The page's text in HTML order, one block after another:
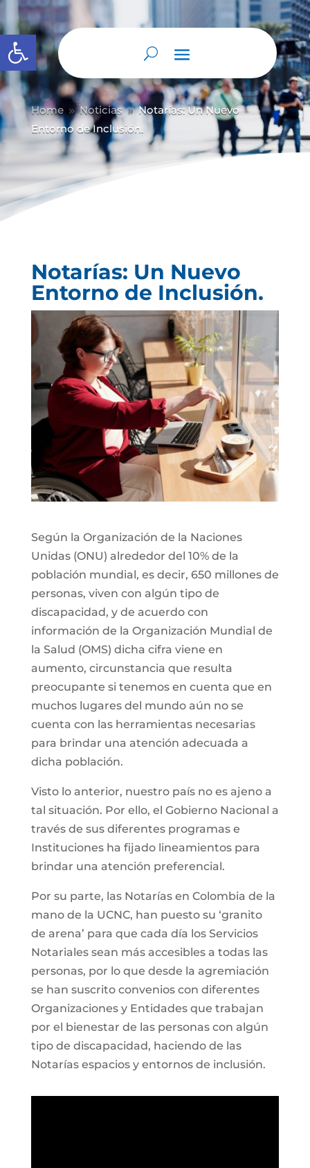
Abrir barra de herramientas
Home 9 Noticias 9 Notarías: Un Nuevo
Entorno de Inclusión.
Notarías: Un Nuevo
Entorno de Inclusión.
Según la Organización de la Naciones
Unidas (ONU) alrededor del 10% de la
población mundial, es decir, 650 millones de
personas, viven con algún tipo de
discapacidad, y de acuerdo con
información de la Organización Mundial de
la Salud (OMS) dicha cifra viene en
aumento, circunstancia que resulta
preocupante si tenemos en cuenta que en
muchos lugares del mundo aún no se
cuenta con las herramientas necesarias
para brindar una atención adecuada a
dicha población.
Visto lo anterior, nuestro país no es ajeno a
tal situación. Por ello, el Gobierno Nacional a
través de sus diferentes programas e
Instituciones ha fijado lineamientos para
brindar una atención preferencial.
Por su parte, las Notarías en Colombia de la
mano de la UCNC, han puesto su ‘granito
de arena’ para que cada día los Servicios
Notariales sean más accesibles a todas las
personas, por lo que desde la agremiación
se han suscrito convenios con diferentes
Organizaciones y Entidades que trabajan
por el bienestar de las personas con algún
tipo de discapacidad, haciendo de las
Notarías espacios y entornos de inclusión.